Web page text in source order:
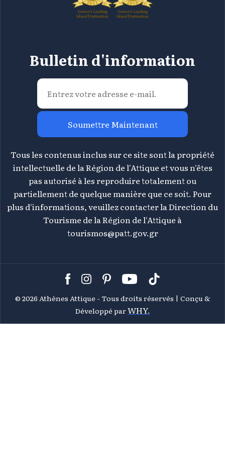
Bulletin d'information
Soumettre Maintenant
Tous les contenus inclus sur ce site sont la propriété
intellectuelle de la Région de l'Attique et vous n'êtes
pas autorisé à les reproduire totalement ou
partiellement de quelque manière que ce soit. Pour
plus d'informations, veuillez contacter la Direction du
Tourisme de la Région de l'Attique à
tourismos@patt.gov.gr
© 2026 Athènes Attique - Tous droits réservés | Conçu &
Développé parWHY.